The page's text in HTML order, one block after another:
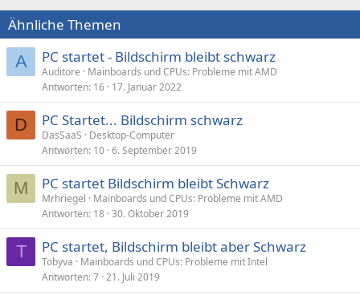
Ähnliche Themen
A PC startet - Bildschirm bleibt schwarz
Auditore
Mainboards und CPUs: Probleme mit AMD
Antworten 16 17. Januar 2022
D PC Startet... Bildschirm schwarz
DasSaaS
Desktop-Computer
Antworten 10 6. September 2019
M PC startet Bildschirm bleibt Schwarz
Mrhriegel
Mainboards und CPUs: Probleme mit AMD
Antworten 18 30. Oktober 2019
T PC startet, Bildschirm bleibt aber Schwarz
Tobyva
Mainboards und CPUs: Probleme mit Intel
Antworten 7 21. Juli 2019